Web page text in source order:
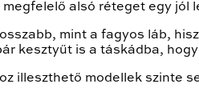
alsó réteget egy
mint a fagyos láb,
kesztyűt is a táskádba,
illeszthető modellek szinte